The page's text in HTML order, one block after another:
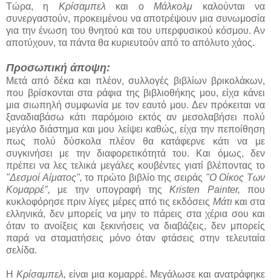
Τώρα, η Κρίσαμπελ και οΜάλκολμ καλούνται να
συνεργαστούν, προκειμένου να αποτρέψουν μια συνωμοσία
για την ένωση του θνητού και του υπερφυσικού κόσμου. Αν
αποτύχουν, τα πάντα θα κυριευτούν από το απόλυτο χάος.
Προσωπική άποψη:
Μετά από δέκα και πλέον, συλλογές βιβλίων βρικολάκων,
που βρίσκονται στα ράφια της βιβλιοθήκης μου, είχα κάνει
μια σιωπηλή συμφωνία με τον εαυτό μου. Δεν πρόκειται να
ξαναδιαβάσω κάτι παρόμοιο εκτός αν μεσολαβήσει πολύ
μεγάλο διάστημα και μου λείψει καθώς, είχα την πεποίθηση
πως πολύ δύσκολα πλέον θα κατάφερνε κάτι να με
συγκινήσει με την διαφορετικότητά του. Και όμως, δεν
πρέπει να λες τελικά μεγάλες κουβέντες γιατί βλέποντας το
"Δεσμοί Αίματος", το πρώτο βιβλίο της σειράς "Ο Οίκος Των
Κομαρρέ", με την υπογραφή της Kristen Painter, που
κυκλοφόρησε πριν λίγες μέρες από τις εκδόσεις Μάτικαι στα
ελληνικά, δεν μπορείς να μην το πάρεις στα χέρια σου και
όταν το ανοίξεις και ξεκινήσεις να διαβάζεις, δεν μπορείς
παρά να σταματήσεις μόνο όταν φτάσεις στην τελευταία
σελίδα.
ΗΚρίσαμπελ, είναι μια κομαρρέ. Μεγάλωσε και ανατράφηκε